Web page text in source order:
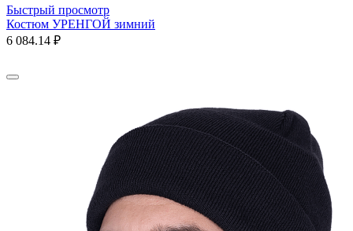
Быстрый просмотр
Костюм УРЕНГОЙ зимний
6 084.14 ₽